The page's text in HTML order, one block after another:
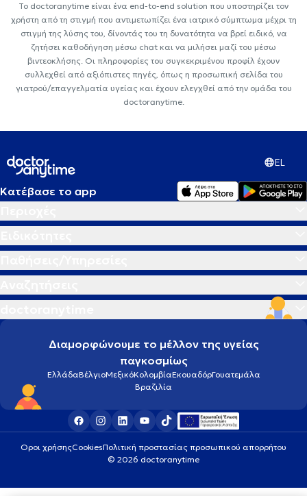
Το doctoranytime είναι ένα end-to-end solution που υποστηρίζει τον
χρήστη από τη στιγμή που αντιμετωπίζει ένα ιατρικό σύμπτωμα μέχρι τη
στιγμή της λύσης του, δίνοντάς του τη δυνατότητα να βρεί ειδικό, να
ζητήσει καθοδήγηση μέσω chat και να μιλήσει μαζί του μέσω
βιντεοκλήσης. Οι πληροφορίες του συγκεκριμένου προφίλ έχουν
συλλεχθεί από αξιόπιστες πηγές, όπως η προσωπική σελίδα του
γιατρού/επαγγελματία υγείας και έχουν ελεγχθεί από την ομάδα του
doctoranytime.
EL
Κατέβασε το app
Διαμορφώνουμε το μέλλον της υγείας
παγκοσμίως
ΕλλάδαΒέλγιοΜεξικόΚολομβίαΕκουαδόρΓουατεμάλα
Βραζιλία
Οροι χρήσηςCookiesΠολιτική προστασίας προσωπικού απορρήτου
© 2026 doctoranytime